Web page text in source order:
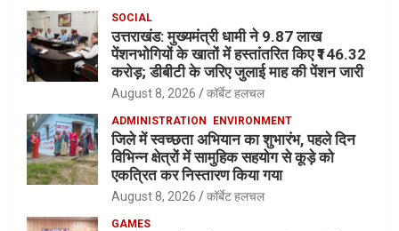
SOCIAL
उत्तराखंड: मुख्यमंत्री धामी ने 9.87 लाख
पेंशनभोगियों के खातों में हस्तांतरित किए ₹146.32
करोड़; डीबीटी के जरिए जुलाई माह की पेंशन जारी
August 8, 2026 कॉर्बेट हलचल
ADMINISTRATION ENVIRONMENT
जिले में स्वच्छता अभियान का शुभारंभ, पहले दिन
विभिन्न क्षेत्रों में सामुहिक सहयोग से कूड़े को
एकत्रित कर निस्तारण किया गया
August 8, 2026 कॉर्बेट हलचल
GAMES